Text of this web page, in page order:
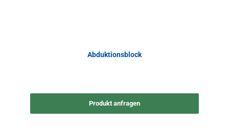
Abduktionsblock
Produkt anfragen